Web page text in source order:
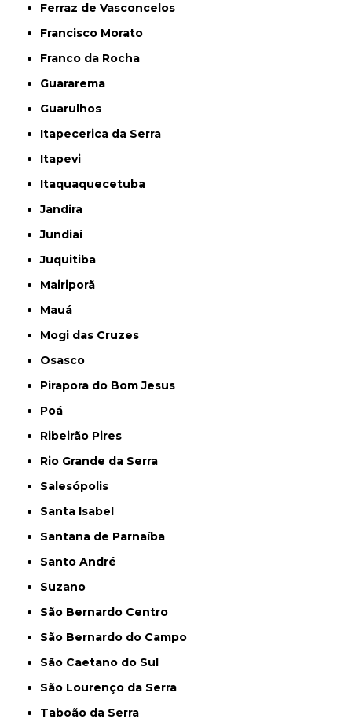
Ferraz de Vasconcelos
Francisco Morato
Franco da Rocha
Guararema
Guarulhos
Itapecerica da Serra
Itapevi
Itaquaquecetuba
Jandira
Jundiaí
Juquitiba
Mairiporã
Mauá
Mogi das Cruzes
Osasco
Pirapora do Bom Jesus
Poá
Ribeirão Pires
Rio Grande da Serra
Salesópolis
Santa Isabel
Santana de Parnaíba
Santo André
Suzano
São Bernardo Centro
São Bernardo do Campo
São Caetano do Sul
São Lourenço da Serra
Taboão da Serra